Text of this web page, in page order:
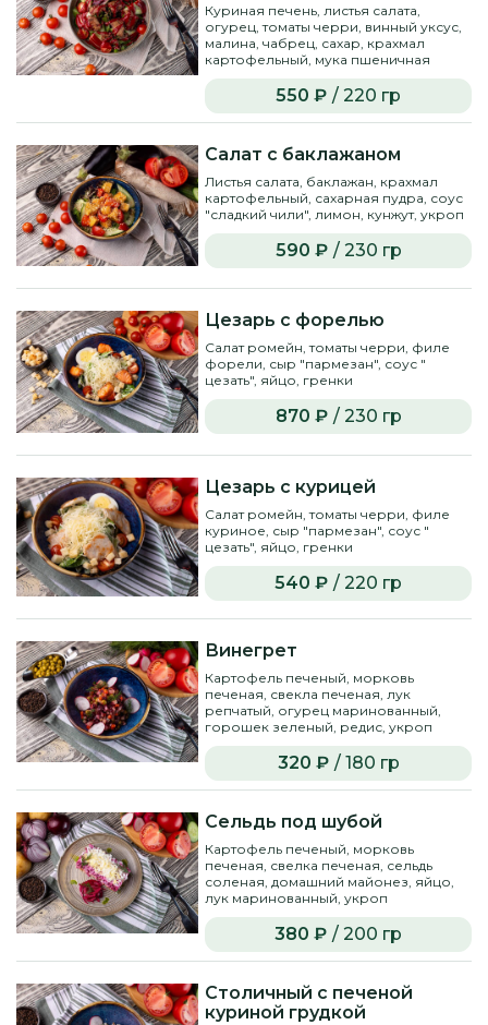
Куриная печень, листья салата,
огурец, томаты черри, винный уксус,
малина, чабрец, сахар, крахмал
картофельный, мука пшеничная
550 ₽ / 220 гр
Салат с баклажаном
Листья салата, баклажан, крахмал
картофельный, сахарная пудра, соус
"сладкий чили", лимон, кунжут, укроп
590 ₽ / 230 гр
Цезарь с форелью
Салат ромейн, томаты черри, филе
форели, сыр "пармезан", соус "
цезать", яйцо, гренки
870 ₽ / 230 гр
Цезарь с курицей
Салат ромейн, томаты черри, филе
куриное, сыр "пармезан", соус "
цезать", яйцо, гренки
540 ₽ / 220 гр
Винегрет
Картофель печеный, морковь
печеная, свекла печеная, лук
репчатый, огурец маринованный,
горошек зеленый, редис, укроп
320 ₽ / 180 гр
Сельдь под шубой
Картофель печеный, морковь
печеная, свелка печеная, сельдь
соленая, домашний майонез, яйцо,
лук маринованный, укроп
380 ₽ / 200 гр
Столичный с печеной
куриной грудкой